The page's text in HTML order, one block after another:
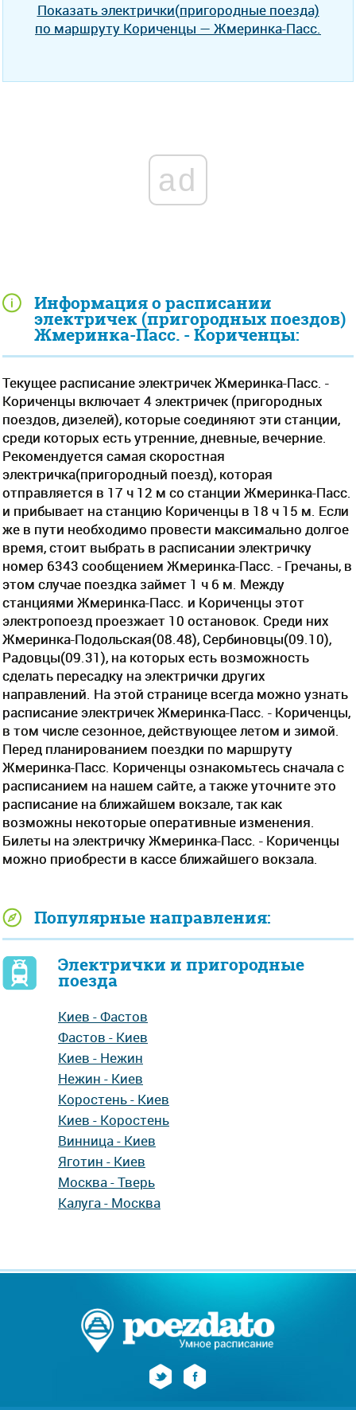
Информация о расписании
электричек (пригородных поездов)
Жмеринка-Пасс. - Кориченцы:
Текущее расписание электричек Жмеринка-Пасс. -
Кориченцы включает 4 электричек (пригородных
поездов, дизелей), которые соединяют эти станции,
среди которых есть утренние, дневные, вечерние.
Рекомендуется самая скоростная
электричка(пригородный поезд), которая
отправляется в 17 ч 12 м со станции Жмеринка-Пасс.
и прибывает на станцию Кориченцы в 18 ч 15 м. Если
же в пути необходимо провести максимально долгое
время, стоит выбрать в расписании электричку
номер 6343 сообщением Жмеринка-Пасс. - Гречаны, в
этом случае поездка займет 1 ч 6 м. Между
станциями Жмеринка-Пасс. и Кориченцы этот
электропоезд проезжает 10 остановок. Среди них
Жмеринка-Подольская(08.48), Сербиновцы(09.10),
Радовцы(09.31), на которых есть возможность
сделать пересадку на электрички других
направлений. На этой странице всегда можно узнать
расписание электричек Жмеринка-Пасс. - Кориченцы,
в том числе сезонное, действующее летом и зимой.
Перед планированием поездки по маршруту
Жмеринка-Пасс. Кориченцы ознакомьтесь сначала с
расписанием на нашем сайте, а также уточните это
расписание на ближайшем вокзале, так как
возможны некоторые оперативные изменения.
Билеты на электричку Жмеринка-Пасс. - Кориченцы
можно приобрести в кассе ближайшего вокзала.
Популярные направления:
Электрички и пригородные
поезда
Киев - Фастов
Фастов - Киев
Киев - Нежин
Нежин - Киев
Коростень - Киев
Киев - Коростень
Винница - Киев
Яготин - Киев
Москва - Тверь
Калуга - Москва
Показать электрички(пригородные поезда)
по маршруту Кориченцы — Жмеринка-Пасс.
ad